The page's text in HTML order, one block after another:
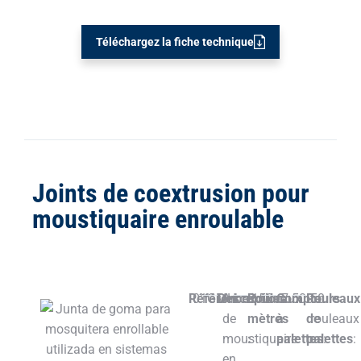
Téléchargez la fiche technique
Joints de coextrusion pour
moustiquaire enroulable
Référence:
01GMHDescription:
Arbre
de
moustiquaire
Rouleaux
mètres
:
150mCompteurs
à
palettes:
7.500mRouleaux
de
palettes:
50
rouleaux